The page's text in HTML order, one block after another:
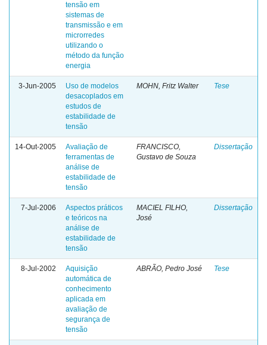
tensão em
sistemas de
transmissão e em
microrredes
utilizando o
método da função
energia
3-Jun-2005
Uso de modelos
desacoplados em
estudos de
estabilidade de
tensão
MOHN, Fritz Walter Tese
14-Out-2005
Avaliação de
ferramentas de
análise de
estabilidade de
tensão
FRANCISCO,
Gustavo de Souza
Dissertação
7-Jul-2006
Aspectos práticos
e teóricos na
análise de
estabilidade de
tensão
MACIEL FILHO,
José
Dissertação
8-Jul-2002
Aquisição
automática de
conhecimento
aplicada em
avaliação de
segurança de
tensão
ABRÃO, Pedro José Tese